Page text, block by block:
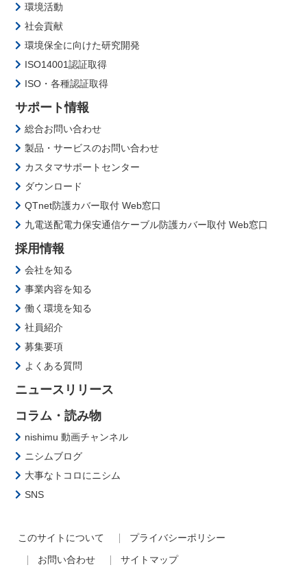
環境活動
社会貢献
環境保全に向けた研究開発
ISO14001認証取得
ISO・各種認証取得
サポート情報
総合お問い合わせ
製品・サービスのお問い合わせ
カスタマサポートセンター
ダウンロード
QTnet防護カバー取付 Web窓口
九電送配電力保安通信ケーブル防護カバー取付 Web窓口
採用情報
会社を知る
事業内容を知る
働く環境を知る
社員紹介
募集要項
よくある質問
ニュースリリース
コラム・読み物
nishimu 動画チャンネル
ニシムブログ
大事なトコロにニシム
SNS
このサイトについて
プライバシーポリシー
お問い合わせ
サイトマップ